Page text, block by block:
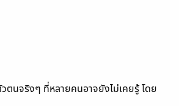
ตนจริงๆ ที่หลายคนอาจยังไม่เคยรู้ โดย